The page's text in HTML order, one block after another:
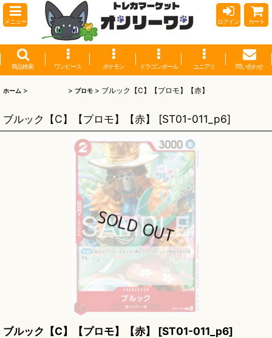
メニュー ログイン カート
商品検索 ワンピース ポケモン ドラゴンボール ユニアリ 問い合わせ
ホーム > > プロモ > ブルック【C】【プロモ】【赤】
ブルック【C】【プロモ】【赤】 [ST01-011_p6]
ブルック【C】【プロモ】【赤】 [ST01-011_p6]